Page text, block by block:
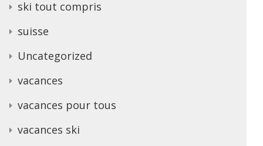
ski tout compris
suisse
Uncategorized
vacances
vacances pour tous
vacances ski